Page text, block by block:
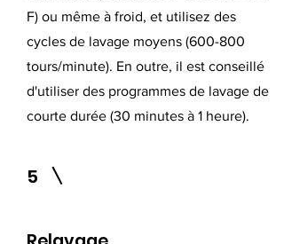
F) ou même à froid, et utilisez des
cycles de lavage moyens (600-800
tours/minute). En outre, il est conseillé
d'utiliser des programmes de lavage de
courte durée (30 minutes à 1 heure).
5